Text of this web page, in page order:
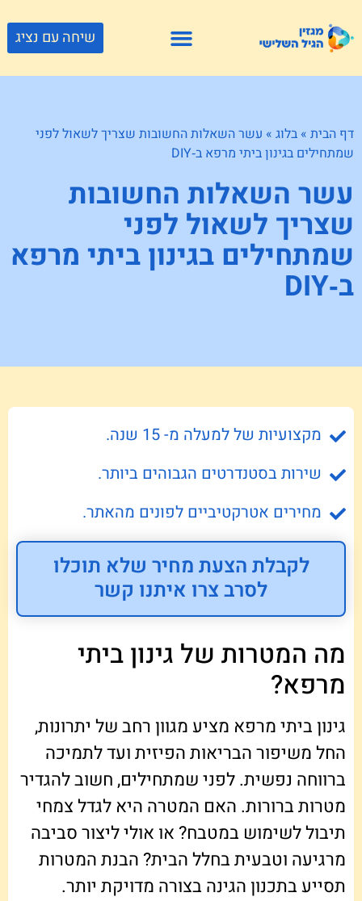
שיחה עם נציג
דף הבית » בלוג » עשר השאלות החשובות שצריך לשאול לפני
שמתחילים בגינון ביתי מרפא ב‑DIY
עשר השאלות החשובות
שצריך לשאול לפני
שמתחילים בגינון ביתי מרפא
ב‑DIY
מקצועיות של למעלה מ- 15 שנה.
שירות בסטנדרטים הגבוהים ביותר.
מחירים אטרקטיביים לפונים מהאתר.
לקבלת הצעת מחיר שלא תוכלו
לסרב צרו איתנו קשר
מה המטרות של גינון ביתי
מרפא?
גינון ביתי מרפא מציע מגוון רחב של יתרונות,
החל משיפור הבריאות הפיזית ועד לתמיכה
ברווחה נפשית. לפני שמתחילים, חשוב להגדיר
מטרות ברורות. האם המטרה היא לגדל צמחי
תיבול לשימוש במטבח? או אולי ליצור סביבה
מרגיעה וטבעית בחלל הבית? הבנת המטרות
תסייע בתכנון הגינה בצורה מדויקת יותר.